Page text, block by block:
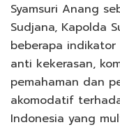
Syamsuri Anang
Sudjana, Kapolda
beberapa
anti kekerasan,
pemahaman dan
akomodatif
Indonesia yang